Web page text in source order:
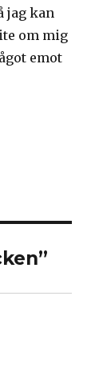
jag kan
om mig
emot